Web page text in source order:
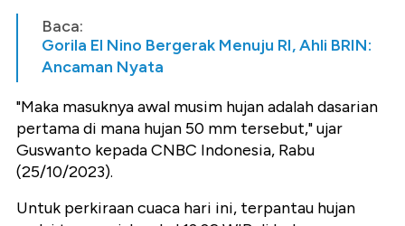
Baca:
Gorila El Nino Bergerak Menuju RI, Ahli BRIN:
Ancaman Nyata
"Maka masuknya awal musim hujan adalah dasarian
pertama di mana hujan 50 mm tersebut," ujar
Guswanto kepada CNBC Indonesia, Rabu
(25/10/2023).
Untuk perkiraan cuaca hari ini, terpantau hujan